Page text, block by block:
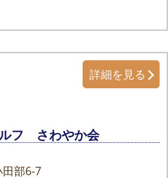
フ さわやか会
部6-7
詳細を見る